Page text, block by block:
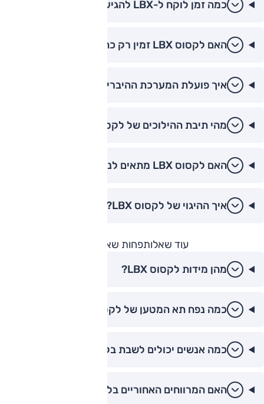
כמה זמן לוקח ל-LBX להגיע מ-0 ל-100 קמ"ש?
האם לקסוס LBX זמין רק כהיברידי?
איך פועלת המערכת ההיברידית של לקסוס LBX?
מהי תיבת ההילוכים של לקסוס LBX?
האם לקסוס LBX מתאים לנהיגה דינמית?
איך ההיגוי של לקסוס LBX?
עוד שאלותפחות שאלות
מהן מידות לקסוס LBX?
כמה נפח תא המטען של לקסוס LBX?
כמה אנשים יכולים לשבת בלקסוס LBX?
האם המרווחים האחוריים בלקסוס LBX טובים?